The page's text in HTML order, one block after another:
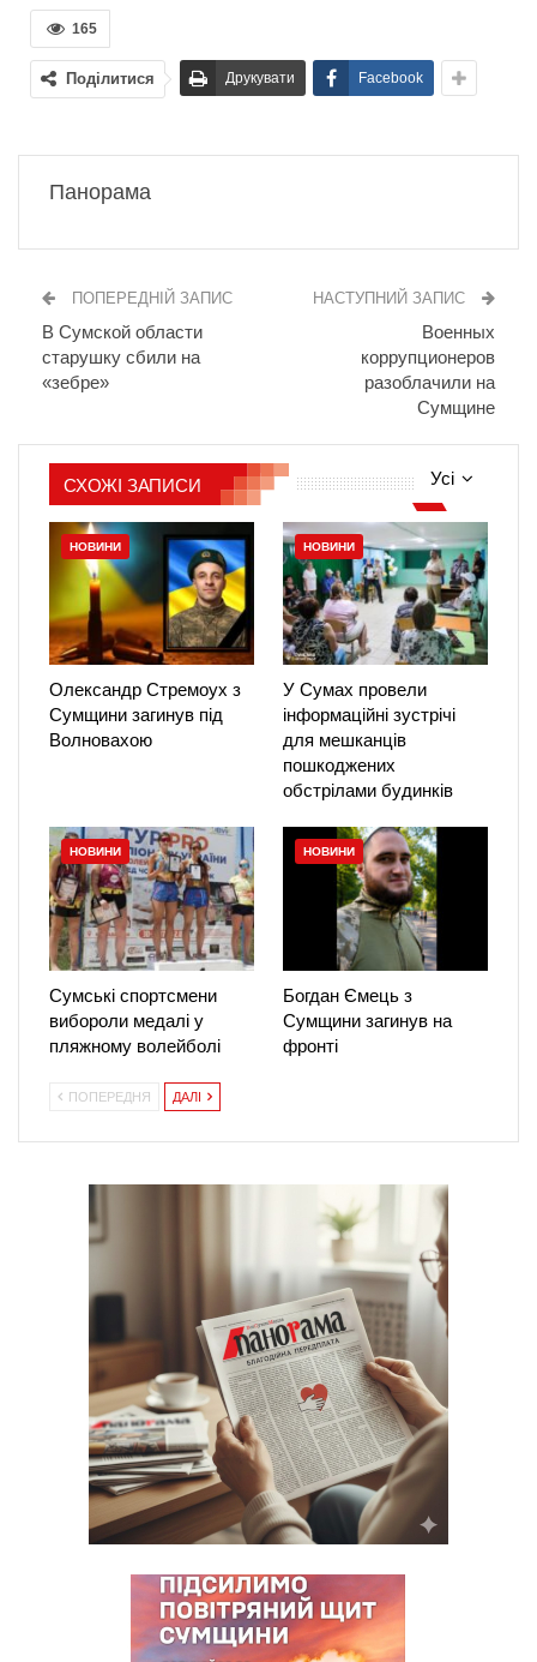
165
Поділитися Друкувати Facebook
Панорама
ПОПЕРЕДНІЙ ЗАПИС
В Сумской области
старушку сбили на
«зебре»
НАСТУПНИЙ ЗАПИС
Военных
коррупционеров
разоблачили на
Сумщине
Усі
СХОЖІ ЗАПИСИ
НОВИНИ
Олександр Стремоух з
Сумщини загинув під
Волновахою
НОВИНИ
У Сумах провели
інформаційні зустрічі
для мешканців
пошкоджених
обстрілами будинків
НОВИНИ
Сумські спортсмени
вибороли медалі у
пляжному волейболі
НОВИНИ
Богдан Ємець з
Сумщини загинув на
фронті
ПОПЕРЕДНЯ ДАЛІ